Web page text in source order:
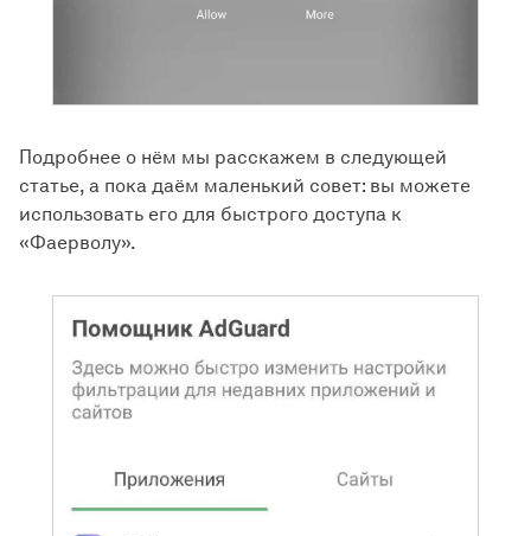
Подробнее о нём мы расскажем в следующей
статье, а пока даём маленький совет: вы можете
использовать его для быстрого доступа к
«Фаерволу».